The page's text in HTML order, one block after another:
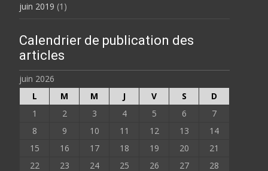
juin 2019 (1)
Calendrier de publication des
articles
juin 2026
L
M M J V S
D
1
2 3 4 5 6
7
8
9 10 11 12 13
14
15
16 17 18 19 20
21
22
23 24 25 26 27 28